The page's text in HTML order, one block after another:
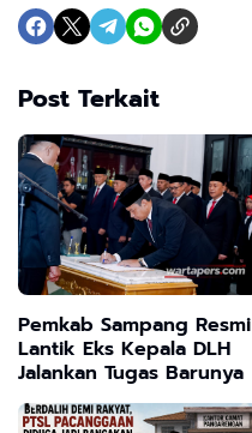
Post Terkait
Pemkab Sampang Resmi
Lantik Eks Kepala DLH
Jalankan Tugas Barunya